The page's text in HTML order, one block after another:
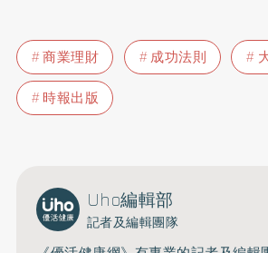
商業理財 成功法則
時報出版
Uho編輯部
記者及編輯團隊